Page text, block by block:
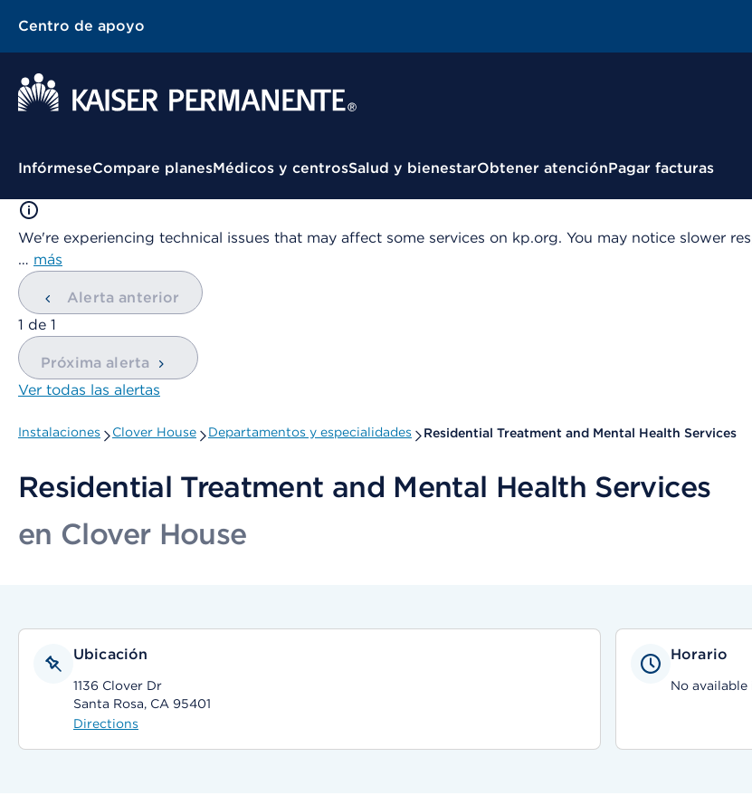
Centro de apoyo
Menú contextual
InfórmeseCompare planesMédicos y centrosSalud y bienestarObtener atenciónPagar facturas
We're experiencing technical issues that may affect some services on kp.org. You may notice slower
… más
Alerta anterior
mostrando
1 de 1
Próxima alerta
Ver todas las alertas
Instalaciones Clover House Departamentos y especialidades Residential Treatment and Mental Health Services
Residential Treatment and Mental Health Services
en Clover House
Ubicación
1136 Clover Dr
Santa Rosa, CA 95401
Directions
Horario
No